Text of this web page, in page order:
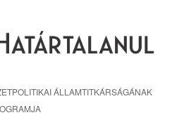
ÁLLAMTITKÁRSÁGÁNAK